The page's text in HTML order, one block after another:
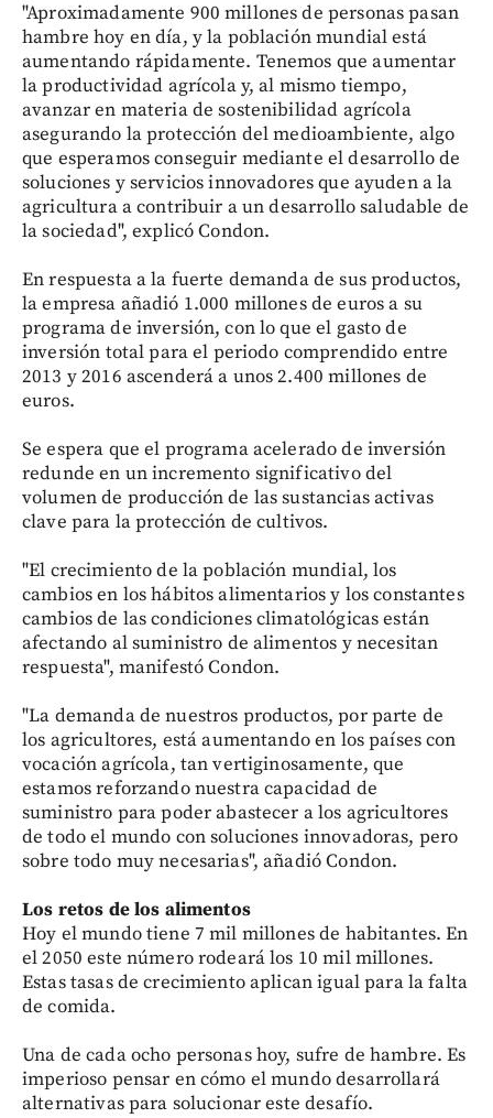
"Aproximadamente 900 millones de personas pasan
hambre hoy en día, y la población mundial está
aumentando rápidamente. Tenemos que aumentar
la productividad agrícola y, al mismo tiempo,
avanzar en materia de sostenibilidad agrícola
asegurando la protección del medioambiente, algo
que esperamos conseguir mediante el desarrollo de
soluciones y servicios innovadores que ayuden a la
agricultura a contribuir a un desarrollo saludable de
la sociedad", explicó Condon.
En respuesta a la fuerte demanda de sus productos,
la empresa añadió 1.000 millones de euros a su
programa de inversión, con lo que el gasto de
inversión total para el periodo comprendido entre
2013 y 2016 ascenderá a unos 2.400 millones de
euros.
Se espera que el programa acelerado de inversión
redunde en un incremento significativo del
volumen de producción de las sustancias activas
clave para la protección de cultivos.
"El crecimiento de la población mundial, los
cambios en los hábitos alimentarios y los constantes
cambios de las condiciones climatológicas están
afectando al suministro de alimentos y necesitan
respuesta", manifestó Condon.
"La demanda de nuestros productos, por parte de
los agricultores, está aumentando en los países con
vocación agrícola, tan vertiginosamente, que
estamos reforzando nuestra capacidad de
suministro para poder abastecer a los agricultores
de todo el mundo con soluciones innovadoras, pero
sobre todo muy necesarias", añadió Condon.
Los retos de los alimentos
Hoy el mundo tiene 7 mil millones de habitantes. En
el 2050 este número rodeará los 10 mil millones.
Estas tasas de crecimiento aplican igual para la falta
de comida.
Una de cada ocho personas hoy, sufre de hambre. Es
imperioso pensar en cómo el mundo desarrollará
alternativas para solucionar este desafío.